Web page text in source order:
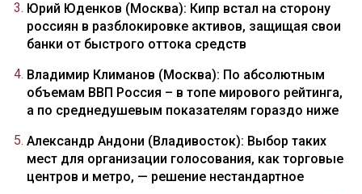
Юрий Юденков (Москва): Кипр встал на сторону
россиян в разблокировке активов, защищая свои
банки от быстрого оттока средств
Владимир Климанов (Москва): По абсолютным
объемам ВВП Россия – в топе мирового рейтинга,
а по среднедушевым показателям гораздо ниже
Александр Андони (Владивосток): Выбор таких
мест для организации голосования, как торговые
центров и метро, — решение нестандартное